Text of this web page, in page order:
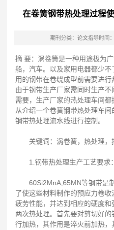
在卷簧钢带热处理过程
期刊分类：论文指导时间
摘 要：涡卷簧是一种用途极为
船，汽车。以及家用电器都少
用的钢带在卷绕成型前需要进行
由于钢带生产厂家需同时生产
需要，生产厂家的热处理车间
从介绍一个卷簧钢带热处理车
钢带热处理流水线进行控制。
关键词：涡卷簧，热处理，
1.钢带热处理生产工艺要求：
60Si2MnA,65MN等钢带是制
了使这些材料制作的预应力卷
疲劳性能，并达到相应的硬度
两次热处理。首先要对剪切好
行加热，其作用是淬火前加热，